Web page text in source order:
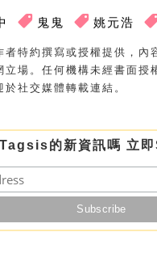
鬼鬼 姚元浩
者特約撰寫或授權提供，內
立場。任何機構未經書面授
於社交媒體轉載連結。
的新資訊嗎 立